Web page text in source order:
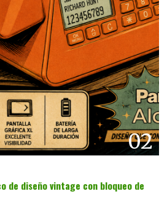
02
de diseño vintage con bloqueo de